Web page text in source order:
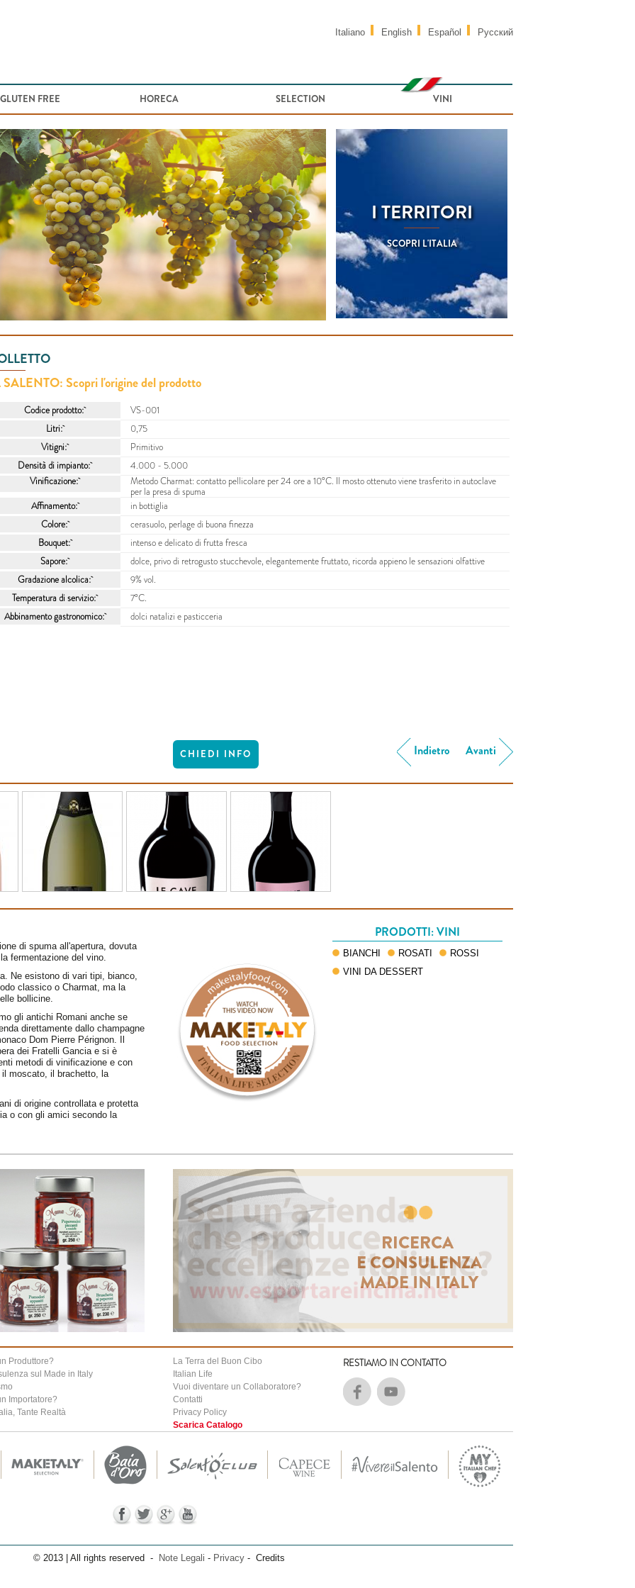
Italiano English Español Русский
FREE HORECA SELECTION VINI
I TERRITORI
SCOPRI L'ITALIA
Scopri l'origine del prodotto
Codice prodotto:
VS-001
Litri:
0,75
Vitigni:
Primitivo
Densità di impianto:
4.000 - 5.000
Vinificazione:
Metodo Charmat: contatto pellicolare per 24 ore a 10°C. Il mosto ottenuto viene trasferito in autoclave
per la presa di spuma
Affinamento:
in bottiglia
Colore:
cerasuolo, perlage di buona finezza
Bouquet:
intenso e delicato di frutta fresca
Sapore:
dolce, privo di retrogusto stucchevole, elegantemente fruttato, ricorda appieno le sensazioni olfattive
Gradazione alcolica:
9% vol.
Temperatura di servizio:
7°C.
Abbinamento gastronomico:
dolci natalizi e pasticceria
CHIEDI INFO Indietro Avanti
di spuma all'apertura, dovuta
fermentazione del vino.
Ne esistono di vari tipi, bianco,
classico o Charmat, ma la
bollicine.
gli antichi Romani anche se
direttamente dallo champagne
Dom Pierre Pérignon. Il
dei Fratelli Gancia e si è
metodi di vinificazione e con
moscato, il brachetto, la
di origine controllata e protetta
o con gli amici secondo la
PRODOTTI: VINI
BIANCHI ROSATI
ROSSI
VINI DA DESSERT
Produttore?
sul Made in Italy
Importatore?
Tante Realtà
La Terra del Buon Cibo
Italian Life
Vuoi diventare un Collaboratore?
Contatti
Privacy Policy
Scarica Catalogo
RESTIAMO IN CONTATTO
© 2013 | All rights reserved - Note Legali - Privacy- Credits